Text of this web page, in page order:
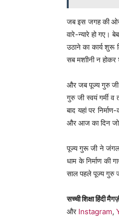
जब इस जगह की ओर
वारे-न्यारे हो
उठाने का कार्य शुरू
सब मशाीनी न
और जब पूज्य गुरु जी
गुरु जी स्वयं गर्मी व
बाद यहां पर
और आज का दिन जो
पूज्य गुरू जी ने जंगल
धाम के निर्माण की
साल पहले पूज्य गुरु
सच्ची शिक्षा हिंदी
और Instagram,